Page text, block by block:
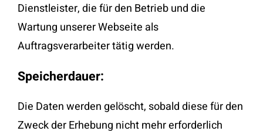
Dienstleister, die für den Betrieb und die
Wartung unserer Webseite als
Auftragsverarbeiter tätig werden.
Speicherdauer:
Die Daten werden gelöscht, sobald diese für den
Zweck der Erhebung nicht mehr erforderlich